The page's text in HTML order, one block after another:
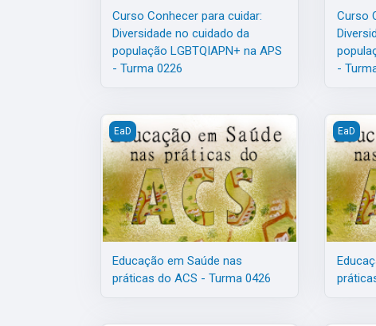
Curso Conhecer para cuidar:
Diversidade no cuidado da
população LGBTQIAPN+ na APS
- Turma 0226
Curso
-
Educação em Saúde nas práticas do ACS - Turma
EaD
Educação em Saúde nas
práticas do ACS - Turma 0426
EaD